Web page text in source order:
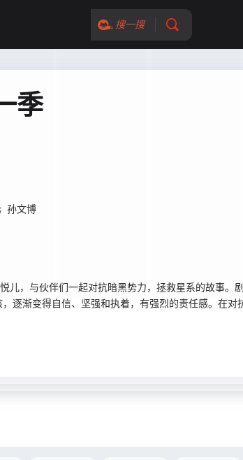
搜一搜
季
孙文博
，与伙伴们一起对抗暗黑势力，拯救星系的故事。
逐渐变得自信、坚强和执着，有强烈的责任感。在对